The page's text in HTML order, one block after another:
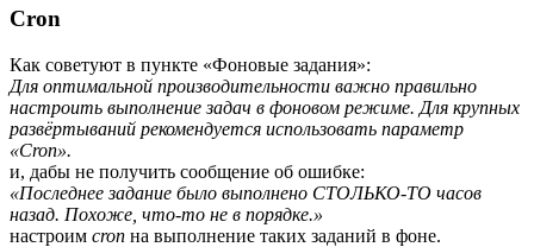
Cron
Как советуют в пункте «Фоновые задания»:
Для оптимальной производительности важно правильно
настроить выполнение задач в фоновом режиме. Для крупных
развёртываний рекомендуется использовать параметр
«Cron».
и, дабы не получить сообщение об ошибке:
«Последнее задание было выполнено СТОЛЬКО-ТО часов
назад. Похоже, что-то не в порядке.»
настроим cron на выполнение таких заданий в фоне.